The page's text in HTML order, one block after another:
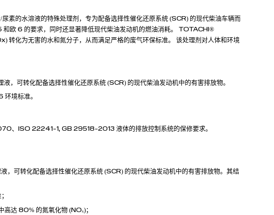
的水溶液的特殊处理剂，专为配备选择性催化还原系统 (SCR) 的现代柴油车辆而
欧 6 的要求，同时还显著降低现代柴油发动机的燃油消耗。 TOTACHI®
化为无害的水和氮分子，从而满足严格的废气环保标准。 该处理剂对人体和环境
可转化配备选择性催化还原系统 (SCR) 的现代柴油发动机中的有害排放物。
境标准。
、ISO 22241-1, GB 29518-2013 液体的排放控制系统的保修要求。
可转化配备选择性催化还原系统 (SCR) 的现代柴油发动机中的有害排放物。其结
达 80% 的氮氧化物 (NOₓ)；